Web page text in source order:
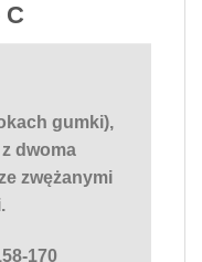
C
gumki),
dwoma
zwężanymi
170